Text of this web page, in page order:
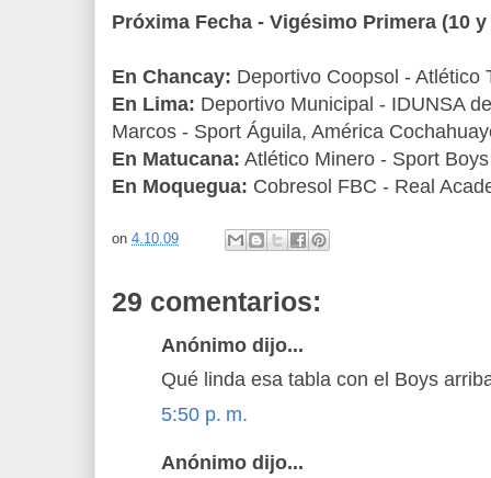
Próxima Fecha - Vigésimo Primera (10
En Chancay: Deportivo Coopsol - Atlético
En Lima: Deportivo Municipal - IDUNSA
Marcos - Sport Águila, América
En Matucana: Atlético Minero - Sport Boys
En Moquegua: Cobresol FBC - Real
on 4.10.09
29 comentarios:
Anónimo dijo...
Qué linda esa tabla con el Boys
5:50 p. m.
Anónimo dijo...